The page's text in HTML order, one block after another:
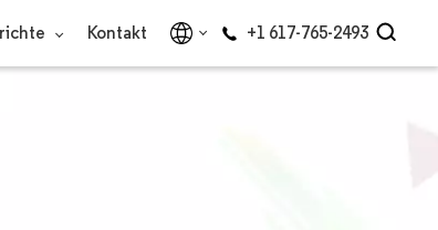
Kontakt +1 617-765-2493